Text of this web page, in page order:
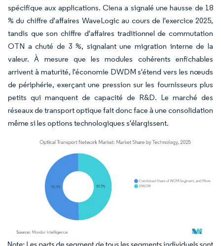
spécifique aux applications. Ciena a signalé une hausse de 18
% du chiffre d'affaires WaveLogic au cours de l'exercice 2025,
tandis que son chiffre d'affaires traditionnel de commutation
OTN a chuté de 3 %, signalant une migration interne de la
valeur. À mesure que les modules cohérents enfichables
arrivent à maturité, l'économie DWDM s'étend vers les nœuds
de périphérie, exerçant une pression sur les fournisseurs plus
petits qui manquent de capacité de R&D. Le marché des
réseaux de transport optique fait donc face à une consolidation
même si les options technologiques s'élargissent.